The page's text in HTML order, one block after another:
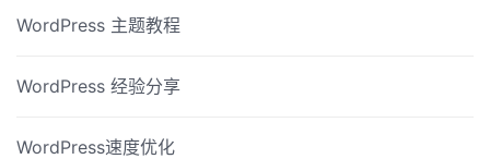
WordPress 主题教程
WordPress 经验分享
WordPress速度优化